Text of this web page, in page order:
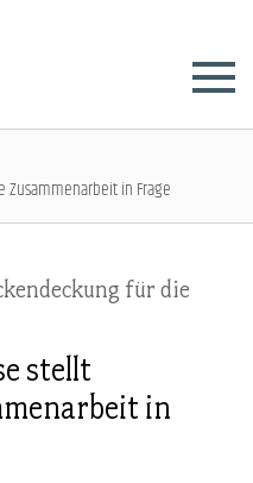
in Frage
für die
stellt
in